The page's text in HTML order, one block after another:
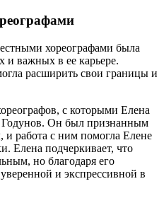
хореографами была
и важных в ее карьере.
расширить свои границы и
с которыми Елена
Годунов. Он был признанным
и работа с ним помогла Елене
Елена подчеркивает, что
но благодаря его
и экспрессивной в